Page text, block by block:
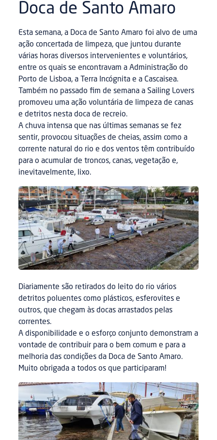
Doca de Santo Amaro
Esta semana, a Doca de Santo Amaro foi alvo de uma
ação concertada de limpeza, que juntou durante
várias horas diversos intervenientes e voluntários,
entre os quais se encontravam a Administração do
Porto de Lisboa, a Terra Incógnita e a Cascaisea.
Também no passado fim de semana a Sailing Lovers
promoveu uma ação voluntária de limpeza de canas
e detritos nesta doca de recreio.
A chuva intensa que nas últimas semanas se fez
sentir, provocou situações de cheias, assim como a
corrente natural do rio e dos ventos têm contribuído
para o acumular de troncos, canas, vegetação e,
inevitavelmente, lixo.
Diariamente são retirados do leito do rio vários
detritos poluentes como plásticos, esferovites e
outros, que chegam às docas arrastados pelas
correntes.
A disponibilidade e o esforço conjunto demonstram a
vontade de contribuir para o bem comum e para a
melhoria das condições da Doca de Santo Amaro.
Muito obrigada a todos os que participaram!